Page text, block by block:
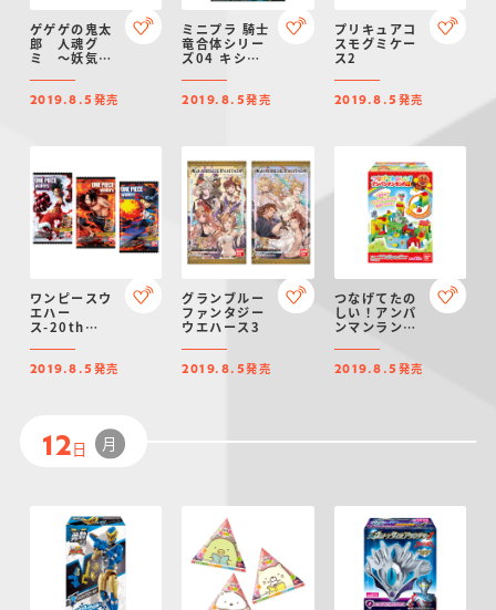
ゲゲゲの鬼太
郎 人魂グ
ミ ～妖気解
2019.8.5 発売
ミニプラ 騎士
竜合体シリー
ズ04 キシリ
2019.8.5発売
プリキュアコ
スモグミケー
ス2
2019.8.5 発売
ワンピースウ
エハー
ス-20th
2019.8.5 発売
グランブルー
ファンタジー
ウエハース3
2019.8.5発売
つなげてたの
しい！アンパ
ンマンランド
2019.8.5 発売
12日 月